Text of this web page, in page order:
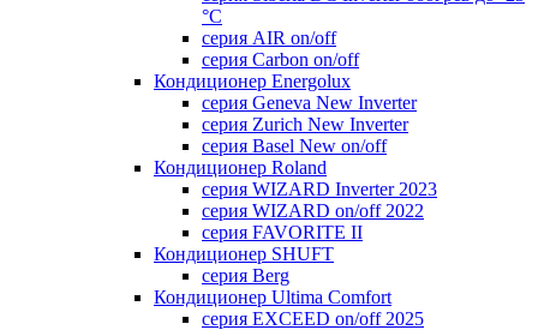
°С
серия AIR on/off
серия Carbon on/off
Кондиционер Energolux
серия Geneva New Inverter
серия Zurich New Inverter
серия Basel New on/off
Кондиционер Roland
серия WIZARD Inverter 2023
серия WIZARD on/off 2022
серия FAVORITE II
Кондиционер SHUFT
серия Berg
Кондиционер Ultima Comfort
серия EXCEED on/off 2025